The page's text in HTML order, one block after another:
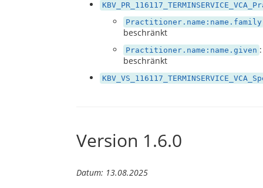
Practitioner.name:name.family
beschränkt
Practitioner.name:name.given
beschränkt
Version 1.6.0
Datum: 13.08.2025